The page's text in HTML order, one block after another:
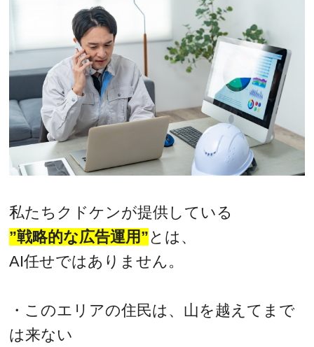
私たちクドケンが提供している
”戦略的な広告運用”とは、
AI任せではありません。
・このエリアの住民は、山を越えてまで
は来ない